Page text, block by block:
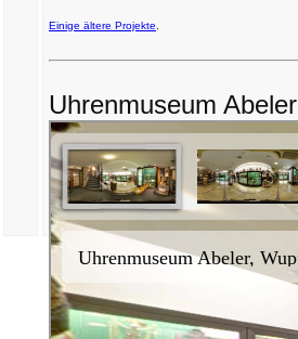
Einige ältere Projekte
Uhrenmuseum Abeler